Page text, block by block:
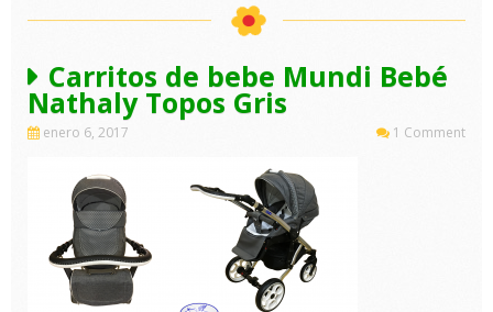
Carritos de bebe Mundi Bebé
Nathaly Topos Gris
enero 6, 2017 1 Comment